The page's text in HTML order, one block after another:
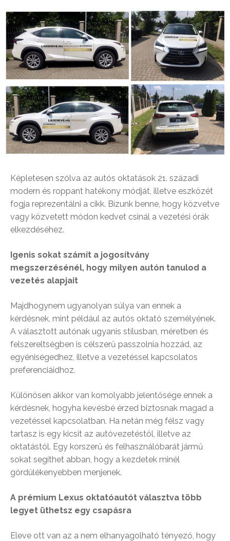
Képletesen szólva az autós oktatások 21. századi
modern és roppant hatékony módját, illetve eszközét
fogja reprezentálni a cikk. Bízunk benne, hogy közvetve
vagy közvetett módon kedvet csinál a vezetési órák
elkezdéséhez.
Igenis sokat számít a jogosítvány
megszerzésénél, hogy milyen autón tanulod a
vezetés alapjait
Majdhogynem ugyanolyan súlya van ennek a
kérdésnek, mint például az autós oktató személyének.
A választott autónak ugyanis stílusban, méretben és
felszereltségben is célszerű passzolnia hozzád, az
egyéniségedhez, illetve a vezetéssel kapcsolatos
preferenciáidhoz.
Különösen akkor van komolyabb jelentősége ennek a
kérdésnek, hogyha kevésbé érzed biztosnak magad a
vezetéssel kapcsolatban. Ha netán még félsz vagy
tartasz is egy kicsit az autóvezetéstől, illetve az
oktatástól. Egy korszerű és felhasználóbarát jármű
sokat segíthet abban, hogy a kezdetek minél
gördülékenyebben menjenek.
A prémium Lexus oktatóautót választva több
legyet üthetsz egy csapásra
Eleve ott van az a nem elhanyagolható tényező, hogy